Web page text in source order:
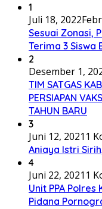
1
Juli 18, 2022
Sesuai Zonasi,
Terima 3 Siswa
2
Desember 1,
TIM SATGAS
PERSIAPAN
TAHUN BARU
3
Juni 12, 2021 1
Aniaya Istri
4
Juni 22, 2021 1
Unit PPA
Pidana